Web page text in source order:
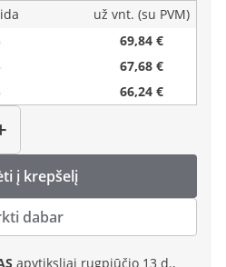
už vnt. (su PVM)
69,84 €
67,68 €
66,24 €
į krepšelį
dabar
apytiksliai rugpjūčio 13 d.,